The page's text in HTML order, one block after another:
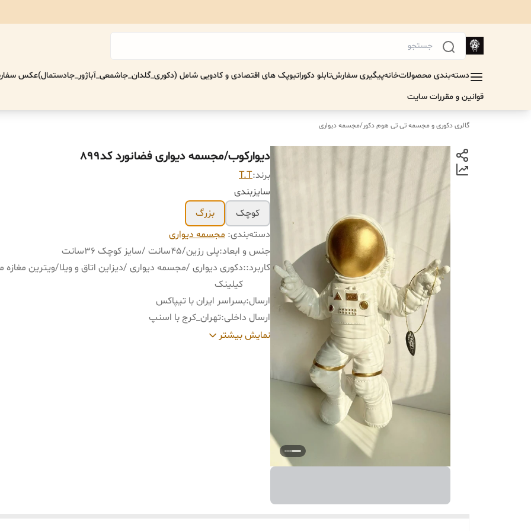
دسته‌بندی محصولاتخانهپیگیری سفارشتابلو دکوراتیوپک های اقتصادی‌ و کادویی شامل (دکوری_گلدان_جاشمعی_آباژور_جادستمال)عکس
قوانین و مقررات سایت
گالری دکوری و مجسمه تی تی هوم دکور/مجسمه دیواری
دیوارکوب/مجسمه دیواری فضانورد کد899
برند:T.T
سایزبندی
کوچک
بزرگ
دسته‌بندی: مجسمه دیواری
جنس و ابعاد:پلی رزین/۴۵سانت /سایز کوچک ٣۶سانت
کاربرد::دکوری دیواری /مجسمه دیواری /دیزاین اتاق و ویلا/ویترین مغازه
کیلینک
ارسال:بسراسر ایران با تیپاکس
ارسال داخلی:تهران_کرج با اسنپ
خرید و تحویل حضوری
نمایش بیشتر